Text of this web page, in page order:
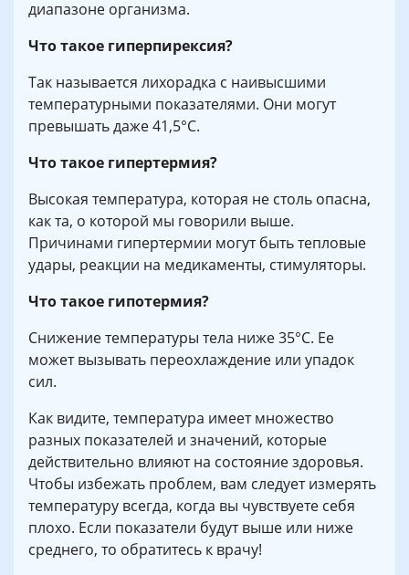
диапазоне организма.
Что такое гиперпирексия?
Так называется лихорадка с наивысшими
температурными показателями. Они могут
превышать даже 41,5°С.
Что такое гипертермия?
Высокая температура, которая не столь опасна,
как та, о которой мы говорили выше.
Причинами гипертермии могут быть тепловые
удары, реакции на медикаменты, стимуляторы.
Что такое гипотермия?
Снижение температуры тела ниже 35°С. Ее
может вызывать переохлаждение или упадок
сил.
Как видите, температура имеет множество
разных показателей и значений, которые
действительно влияют на состояние здоровья.
Чтобы избежать проблем, вам следует измерять
температуру всегда, когда вы чувствуете себя
плохо. Если показатели будут выше или ниже
среднего, то обратитесь к врачу!